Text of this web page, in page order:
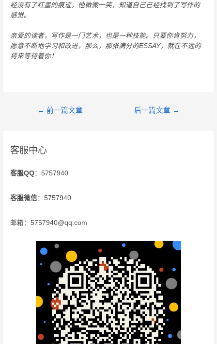
经没有了红墨的痕迹。他微微一笑，知道自己已经找到了写作的
感觉。
亲爱的读者，写作是一门艺术，也是一种技能。只要你肯努力，
愿意不断地学习和改进，那么，那张满分的ESSAY，就在不远的
将来等待着你！
← 前一篇文章 后一篇文章 →
客服中心
客服QQ：5757940
客服微信：5757940
邮箱：5757940@qq.com